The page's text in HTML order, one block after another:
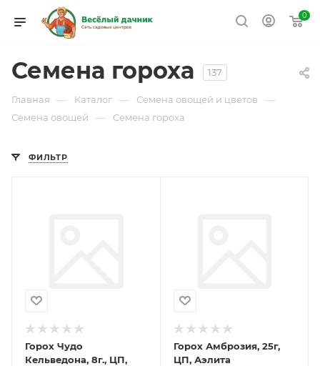
0
Семена гороха 137
Главная — Каталог — Семена овощей и цветов —
Семена овощей — Семена гороха
ФИЛЬТР
Горох Чудо
Кельведона, 8г., ЦП,
Горох Амброзия, 25г,
ЦП, Аэлита